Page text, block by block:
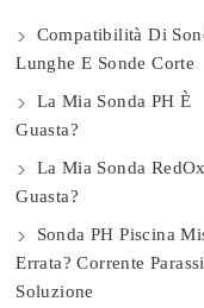
Compatibilità Di
Lunghe E Sonde Corte
La Mia Sonda PH È
Guasta?
La Mia Sonda
Guasta?
Sonda PH Piscina
Errata? Corrente
Soluzione